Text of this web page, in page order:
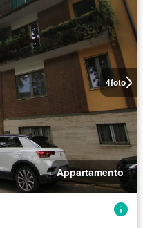
4foto
Appartamento